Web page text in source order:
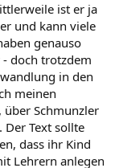
ist er ja
und kann viele
genauso
doch trotzdem
in den
meinen
über Schmunzler
Der Text sollte
dass ihr Kind
Lehrern anlegen